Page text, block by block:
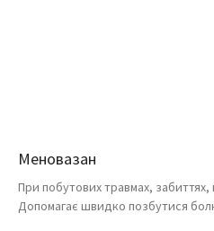
Меновазан
При побутових травмах,
Допомагає швидко позбутися